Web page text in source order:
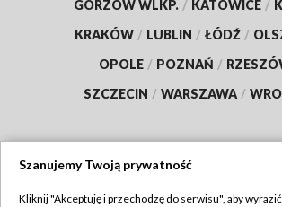
GORZÓW WLKP. / KATOWICE /
KRAKÓW / LUBLIN / ŁÓDŹ /
OPOLE / POZNAŃ /
SZCZECIN / WARSZAWA /
Szanujemy Twoją prywatność
Kliknij "Akceptuję i przechodzę do serwisu", aby